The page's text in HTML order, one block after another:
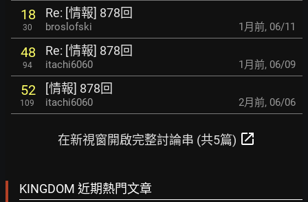
18
30
Re: [情報] 878回
broslofski 1月前, 06/11
48
94
Re: [情報] 878回
itachi6060 1月前, 06/09
52
109
[情報] 878回
itachi6060 2月前, 06/06
在新視窗開啟完整討論串 (共5篇) open_in_new
KINGDOM 近期熱門文章